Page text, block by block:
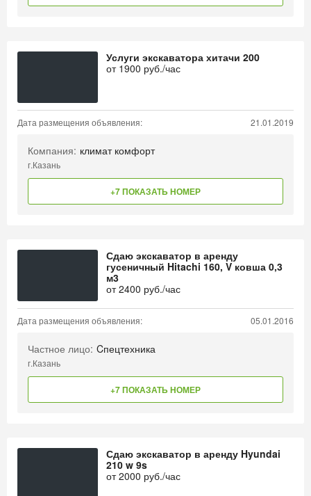
Услуги экскаватора хитачи 200
от 1900 руб./час
Дата размещения объявления: 21.01.2019
Компания: климат комфорт
г.Казань
+7 ПОКАЗАТЬ НОМЕР
Сдаю экскаватор в аренду
гусеничный Hitachi 160, V ковша 0,3
м3
от2400 руб./час
Дата размещения объявления: 05.01.2016
Частное лицо: Cпецтехника
г.Казань
+7 ПОКАЗАТЬ НОМЕР
Сдаю экскаватор в аренду Hyundai
210 w 9s
от2000 руб./час